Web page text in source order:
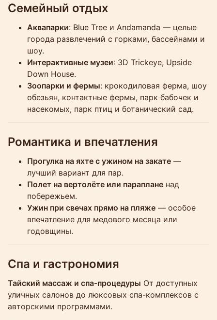
Семейный отдых
Аквапарки: Blue Tree и Andamanda — целые
города развлечений с горками, бассейнами и
шоу.
Интерактивные музеи: 3D Trickeye, Upside
Down House.
Зоопарки и фермы: крокодиловая ферма, шоу
обезьян, контактные фермы, парк бабочек и
насекомых, парк птиц и ботанический сад.
Романтика и впечатления
Прогулка на яхте с ужином на закате —
лучший вариант для пар.
Полет на вертолёте или параплане над
побережьем.
Ужин при свечах прямо на пляже — особое
впечатление для медового месяца или
годовщины.
Спа и гастрономия
Тайский массаж и спа-процедуры От доступных
уличных салонов до люксовых спа-комплексов с
авторскими программами.